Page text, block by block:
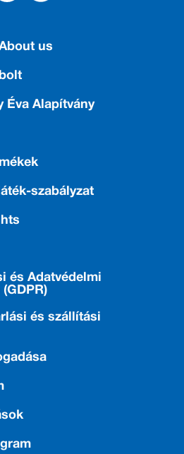
us
Éva Alapítvány
szabályzat
és Adatvédelmi
és szállítási